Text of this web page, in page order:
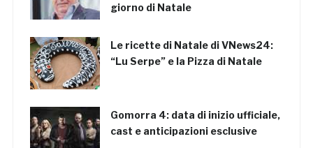
giorno di Natale
Le ricette di Natale di VNews24:
“Lu Serpe” e la Pizza di Natale
Gomorra 4: data di inizio ufficiale,
cast e anticipazioni esclusive